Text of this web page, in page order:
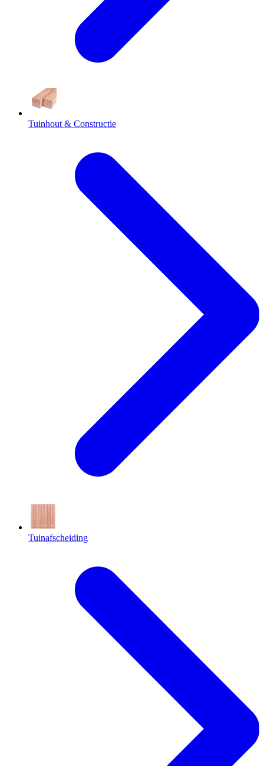
Tuinhout & Constructie
Tuinafscheiding